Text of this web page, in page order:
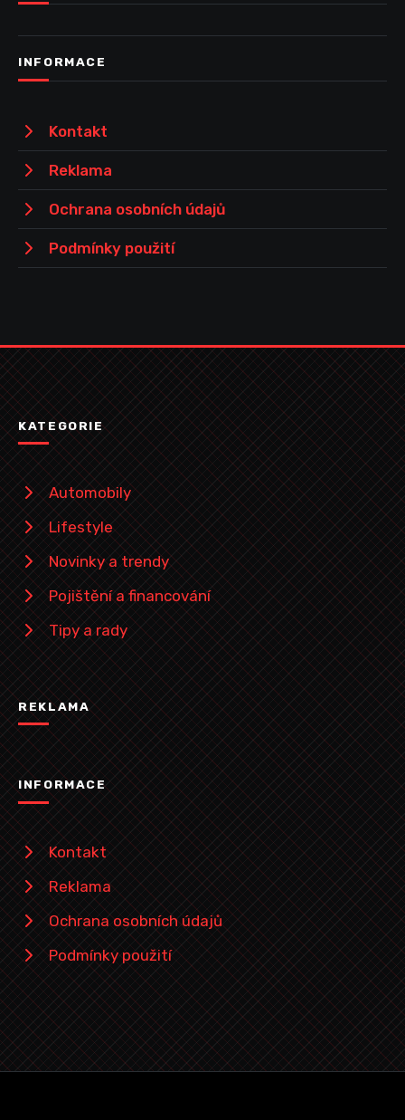
INFORMACE
Kontakt
Reklama
Ochrana osobních údajů
Podmínky použití
KATEGORIE
Automobily
Lifestyle
Novinky a trendy
Pojištění a financování
Tipy a rady
REKLAMA
INFORMACE
Kontakt
Reklama
Ochrana osobních údajů
Podmínky použití